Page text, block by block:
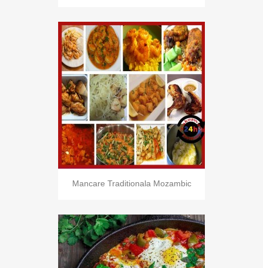
Mancare Traditionala Mozambic